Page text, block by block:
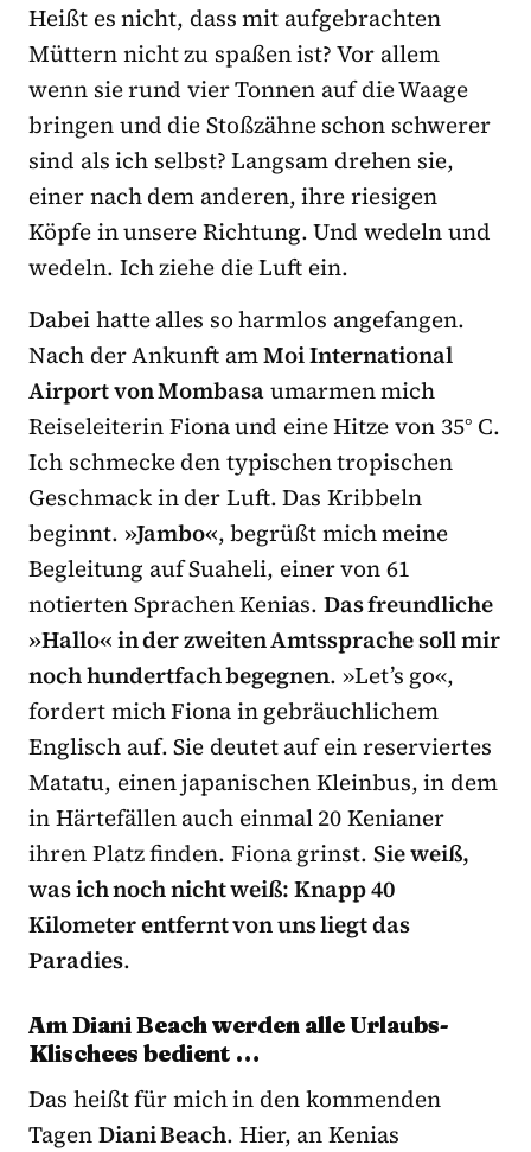
Heißt es nicht, dass mit aufgebrachten
Müttern nicht zu spaßen ist? Vor allem
wenn sie rund vier Tonnen auf die Waage
bringen und die Stoßzähne schon schwerer
sind als ich selbst? Langsam drehen sie,
einer nach dem anderen, ihre riesigen
Köpfe in unsere Richtung. Und wedeln und
wedeln. Ich ziehe die Luft ein.
Dabei hatte alles so harmlos angefangen.
Nach der Ankunft amMoi International
Airport von Mombasaumarmen mich
Reiseleiterin Fiona und eine Hitze von 35° C.
Ich schmecke den typischen tropischen
Geschmack in der Luft. Das Kribbeln
beginnt. »Jambo«, begrüßt mich meine
Begleitung auf Suaheli, einer von 61
notierten Sprachen Kenias. Das freundliche
»Hallo« in der zweiten Amtssprache soll mir
noch hundertfach begegnen. »Let’s go«,
fordert mich Fiona in gebräuchlichem
Englisch auf. Sie deutet auf ein reserviertes
Matatu, einen japanischen Kleinbus, in dem
in Härtefällen auch einmal 20 Kenianer
ihren Platz finden. Fiona grinst.Sie weiß,
was ich noch nicht weiß: Knapp 40
Kilometer entfernt von uns liegt das
Paradies.
Am Diani Beach werden alle Urlaubs-
Klischees bedient …
Das heißt für mich in den kommenden
TagenDiani Beach. Hier, an Kenias